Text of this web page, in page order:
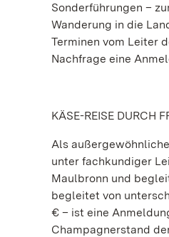
Sonderführungen –
Wanderung in die
Terminen vom Leiter
Nachfrage eine
KÄSE-REISE DURCH
Als
unter fachkundiger
Maulbronn und
begleitet von
€ – ist eine
Champagnerstand